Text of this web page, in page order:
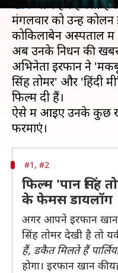
खानआज हमें हमेशा-
मंगलवार को उन्हें
कोकिलाबेन अस्पताल में
अब उनके निधन की खबर
अभिनेता इरफान ने
सिंह तोमर' और 'हिंदी
फिल्में दी हैं।
ऐसे में आइए उनके कुछ
#1, #2
फिल्म 'पान सिंह
के फेमस डायलॉग
अगर आपने इरफान खान
सिंह तोमर देखी है तो
हैं, डकैत मिलते हैं
होगा। इरफान खान की